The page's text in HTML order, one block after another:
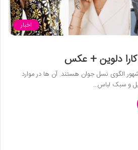
اخبار
دلوین + عکس
الگوی نسل جوان هستند. آن ها در موارد
و سبک لباس…